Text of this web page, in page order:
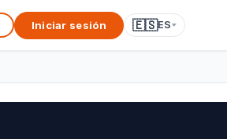
Iniciar sesión 🇪🇸ES